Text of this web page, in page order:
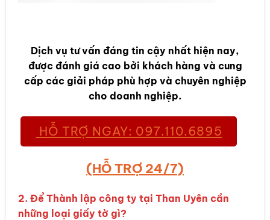
Dịch vụ tư vấn đáng tin cậy nhất hiện nay,
được đánh giá cao bởi khách hàng và cung
cấp các giải pháp phù hợp và chuyên nghiệp
cho doanh nghiệp.
HỖ TRỢ NGAY: 097.110.6895
(HỖ TRỢ 24/7)
2. Để Thành lập công ty tại Than Uyên cần
những loại giấy tờ gì?